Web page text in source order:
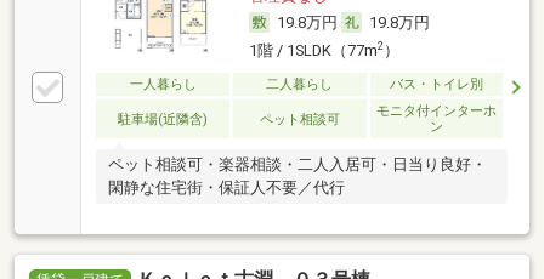
19.8万円
19.8万円
1階 / 1SLDK（77m2）
一人暮らし 二人暮らし バス・トイレ別
駐車場(近隣含) ペット相談可
モニタ付インターホ
ン
ペット相談可・楽器相談・二人入居可・日当り良好・
閑静な住宅街・保証人不要／代行